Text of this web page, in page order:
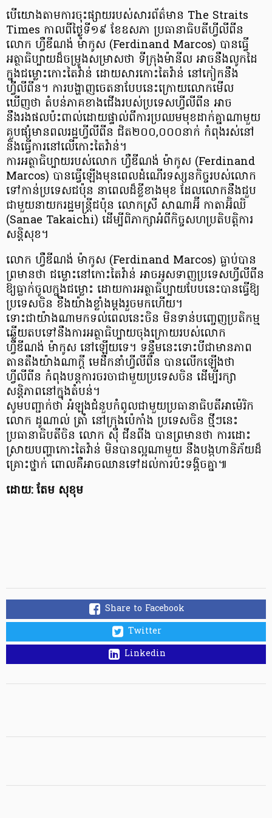
បើយោងតាមការចុះផ្សាយរបស់សារព័ត៌មាន The Straits
Times កាលពីថ្ងៃទី១៩ ខែឧសភា ប្រធានាធិបតីហ្វីលីពីន
លោក ហ្វឺឌីណង់ ម៉ាកូស (Ferdinand Marcos) បានធ្វើ
អត្ថាធិប្បាយដ៏ចម្រូងសម្រាសថា ទីក្រុងម៉ានីល អាចនឹងលូកដៃ
ក្នុងជម្លោះកោះតៃវ៉ាន់ ដោយសារកោះតៃវ៉ាន់ នៅកៀកនឹង
ហ្វីលីពីន។ ការបង្ហាញចេតនាបែបនេះក្រោយលោកមើល
ឃើញថា តំបន់ភាគខាងជើងរបស់ប្រទេសហ្វីលីពីន អាច
នឹងរងផលប៉ះពាល់ដោយផ្ទាល់ពីការប្រឈមមុខដាក់គ្នាណាមួយ
គួបផ្សំមានពលរដ្ឋហ្វីលីពីន ជិត២០០,០០០នាក់ កំពុងរស់នៅ
និងធ្វើការនៅលើកោះតៃវ៉ាន់។
ការអត្ថាធិប្បាយរបស់លោក ហ្វឺឌីណង់ ម៉ាកូស (Ferdinand
Marcos) បានធ្វើឡើងមុនពេលដំណើរទស្សនកិច្ចរបស់លោក
ទៅកាន់ប្រទេសជប៉ុន នាពេលដ៏ខ្លីខាងមុខ ដែលលោកនឹងជួប
ជាមួយនាយករដ្ឋមន្ត្រីជប៉ុន លោកស្រី សាណាអ៊ី កាតាអ៊ិឈិ
(Sanae Takaichi) ដើម្បីពិភាក្សាអំពីកិច្ចសហប្រតិបត្តិការ
សន្តិសុខ។
លោក ហ្វឺឌីណង់ ម៉ាកូស (Ferdinand Marcos) ធ្លាប់បាន
ព្រមានថា ជម្លោះនៅកោះតៃវ៉ាន់ អាចអូសទាញប្រទេសហ្វីលីពីន
ឱ្យធ្លាក់ចូលក្នុងជម្លោះ ដោយការអត្ថាធិប្បាយបែបនេះបានធ្វើឱ្យ
ប្រទេសចិន ខឹងយ៉ាងខ្លាំងម្ដងរួចមកហើយ។
ទោះជាយ៉ាងណាមកទល់ពេលនេះចិន មិនទាន់បញ្ចេញប្រតិកម្ម
ឆ្លើយតបទៅនឹងការអត្ថាធិប្បាយចុងក្រោយរបស់លោក
ហ្វឺឌីណង់ ម៉ាកូស នៅឡើយទេ។ ទន្ទឹមនេះទោះបីជាមានភាព
តានតឹងយ៉ាងណាក្ដី មេដឹកនាំហ្វីលីពីន បានលើកឡើងថា
ហ្វីលីពីន កំពុងបន្តការចរចាជាមួយប្រទេសចិន ដើម្បីរក្សា
សន្តិភាពនៅក្នុងតំបន់។
សូមបញ្ជាក់ថា អំឡុងជំនួបកំពូលជាមួយប្រធានាធិបតីអាម៉េរិក
លោក ដូណាល់ ត្រាំ នៅក្រុងប៉េកាំង ប្រទេសចិន ថ្មីៗនេះ
ប្រធានាធិបតីចិន លោក ស៊ី ជីនពីង បានព្រមានថា ការដោះ
ស្រាយបញ្ហាកោះតៃវ៉ាន់ មិនបានល្អណាមួយ នឹងបង្កហានិភ័យដ៏
គ្រោះថ្នាក់ ពោលគឺអាចឈានទៅដល់ការប៉ះទង្គិចគ្នា៕
ដោយ: តែម សុខុម
Share to Facebook
Twitter
Linkedin